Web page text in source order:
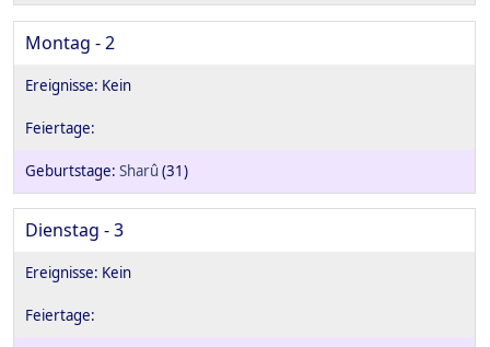
Montag - 2
Sharû (31)
Dienstag - 3